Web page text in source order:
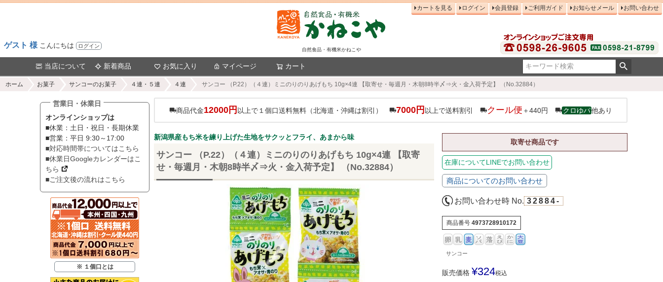
ゲスト 様 こんにちは ログイン
自然食品・有機米かねこや
カートを見る ログイン 会員登録 ご利用ガイド お知らせメール お問い合わせ
当店について 新着商品 お気に入り マイページ カート
ホーム お菓子 サンコーのお菓子 ４連・５連 ４連 サンコー （P.22）（４連）ミニのりのりあげもち 10g×4連 【取寄せ・毎週月・木朝8時半〆⇒火・金入荷予定】 （No.32884）
営業日・休業日
オンラインショップは
■休業：土日・祝日・長期休業
■営業：平日 9:30～17:00
■対応時間帯についてはこちら
■休業日Googleカレンダーはこ
ちら
■ご注文後の流れはこちら
※ １個口とは
商品代金12000円 以上で１個口送料無料（北海道・沖縄は割引） 7000円 以上で送料割引 クール便 ＋440円 クロゆパ他あり
新潟県産もち米を練り上げた生地をサクッとフライ、あまから味
サンコー （P.22）（４連）ミニのりのりあげもち 10g×4連 【取寄
せ・毎週月・木朝8時半〆⇒火・金入荷予定】 （No.32884）
取寄せ商品です
在庫についてLINEでお問い合わせ
商品についてのお問い合わせ
お問い合わせ時 No. 32884-
商品番号 4973728910172
サンコー
販売価格 ¥324税込